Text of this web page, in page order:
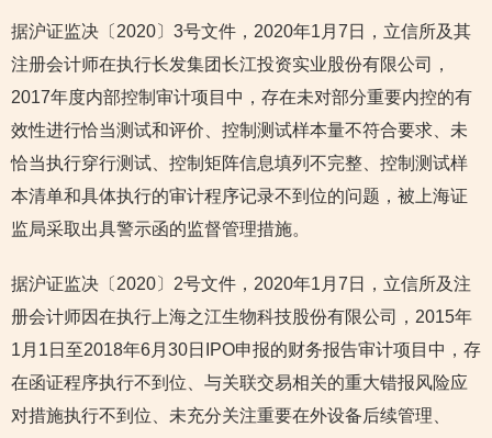
据沪证监决〔2020〕3号文件，2020年1月7日，立信所及其
注册会计师在执行长发集团长江投资实业股份有限公司，
2017年度内部控制审计项目中，存在未对部分重要内控的有
效性进行恰当测试和评价、控制测试样本量不符合要求、未
恰当执行穿行测试、控制矩阵信息填列不完整、控制测试样
本清单和具体执行的审计程序记录不到位的问题，被上海证
监局采取出具警示函的监督管理措施。
据沪证监决〔2020〕2号文件，2020年1月7日，立信所及注
册会计师因在执行上海之江生物科技股份有限公司，2015年
1月1日至2018年6月30日IPO申报的财务报告审计项目中，存
在函证程序执行不到位、与关联交易相关的重大错报风险应
对措施执行不到位、未充分关注重要在外设备后续管理、